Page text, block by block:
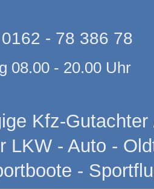
- 78 386 78
08.00 - 20.00 Uhr
Kfz-Gutachter
LKW - Auto -
-